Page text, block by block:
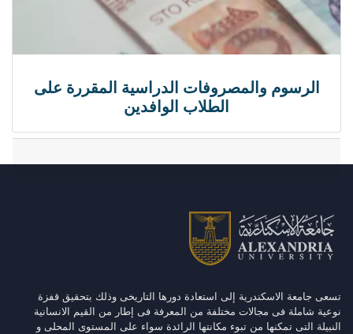
الرسوم والمصروفات الدراسية المقررة على
الطلاب الوافدين
تسعى جامعة الاسكندرية إلى استعادة دورها التاريخى وذلك بتحقيق قفزة
نوعية شاملة فى مجالات مختلفة من المعرفة فى إطار من القيم الانسانية
النبيلة التى تمكنها من تبوء مكانتها الرائدة سواء على المستوى المحلى و